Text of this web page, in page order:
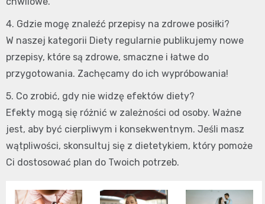
4. Gdzie mogę znaleźć przepisy na zdrowe posiłki?
W naszej kategorii Diety regularnie publikujemy nowe
przepisy, które są zdrowe, smaczne i łatwe do
przygotowania. Zachęcamy do ich wypróbowania!
5. Co zrobić, gdy nie widzę efektów diety?
Efekty mogą się różnić w zależności od osoby. Ważne
jest, aby być cierpliwym i konsekwentnym. Jeśli masz
wątpliwości, skonsultuj się z dietetykiem, który pomoże
Ci dostosować plan do Twoich potrzeb.